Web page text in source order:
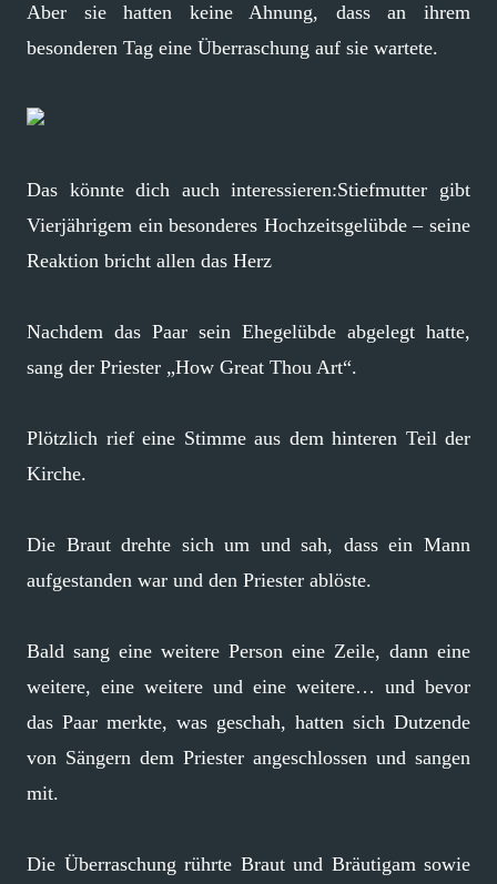
Aber sie hatten keine Ahnung, dass an ihrem
besonderen Tag eine Überraschung auf sie wartete.
Das könnte dich auch interessieren:Stiefmutter gibt
Vierjährigem ein besonderes Hochzeitsgelübde – seine
Reaktion bricht allen das Herz
Nachdem das Paar sein Ehegelübde abgelegt hatte,
sang der Priester „How Great Thou Art“.
Plötzlich rief eine Stimme aus dem hinteren Teil der
Kirche.
Die Braut drehte sich um und sah, dass ein Mann
aufgestanden war und den Priester ablöste.
Bald sang eine weitere Person eine Zeile, dann eine
weitere, eine weitere und eine weitere… und bevor
das Paar merkte, was geschah, hatten sich Dutzende
von Sängern dem Priester angeschlossen und sangen
mit.
Die Überraschung rührte Braut und Bräutigam sowie